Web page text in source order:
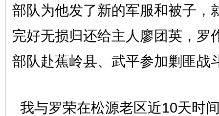
部队为他发了新的军服和被子，
完好无损归还给主人廖团英，罗
部队赴蕉岭县、武平参加剿匪战
我与罗荣在松源老区近10天时